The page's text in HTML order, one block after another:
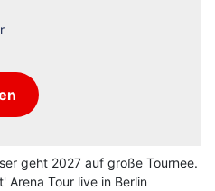
geht 2027 auf große Tournee.
Arena Tour live in Berlin